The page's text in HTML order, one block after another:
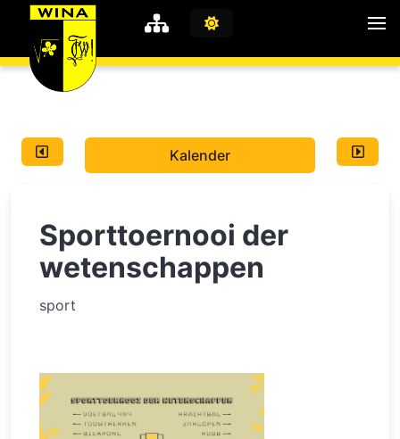
WiNA MyWiNA
Shop
Kalender
Sporttoernooi der
wetenschappen
sport